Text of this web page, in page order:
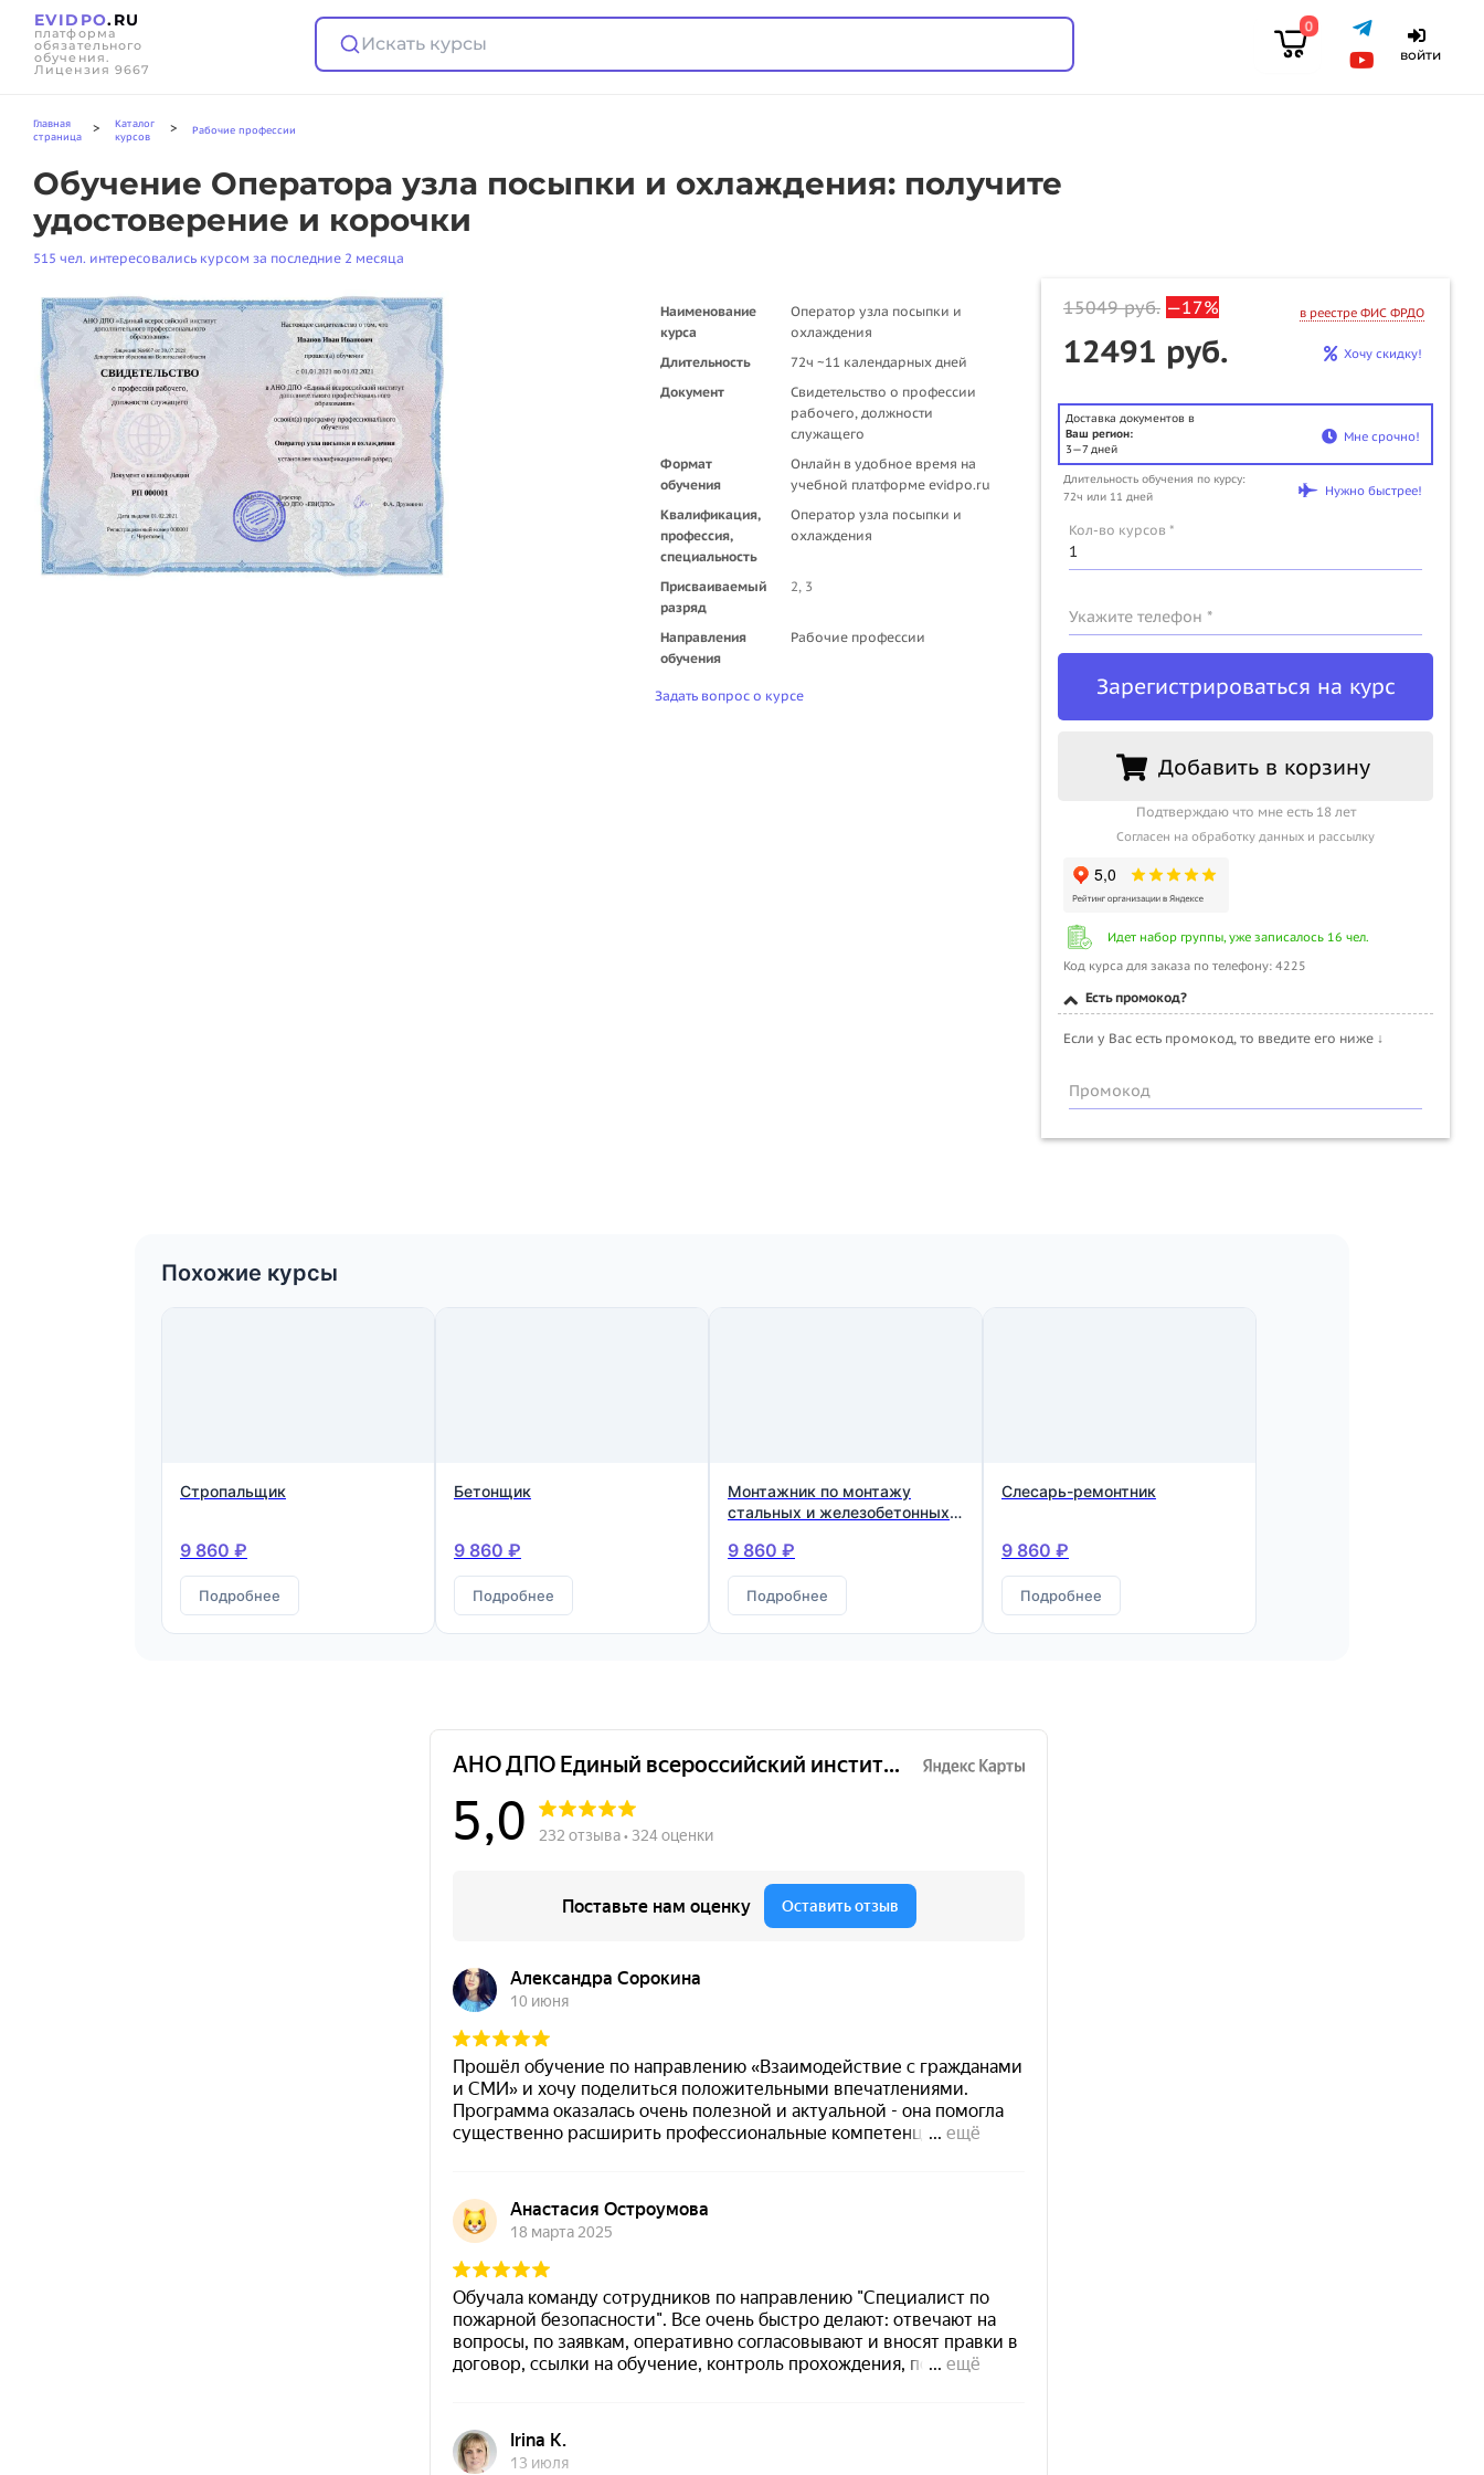
EVIDPO.RU
платформа
обязательного
обучения.
Лицензия 9667
Искать курсы
0
войти
Главная
страница
>
Каталог
курсов
> Рабочие профессии
Обучение Оператора узла посыпки и охлаждения: получите
удостоверение и корочки
515 чел. интересовались курсом за последние 2 месяца
Наименование
курса
Оператор узла посыпки и
охлаждения
Длительность
72ч ~11 календарных дней
Документ
Свидетельство о профессии
рабочего, должности
служащего
Формат
обучения
Онлайн в удобное время на
учебной платформе evidpo.ru
Квалификация,
профессия,
специальность
Оператор узла посыпки и
охлаждения
Присваиваемый
разряд
2, 3
Направления
обучения
Рабочие профессии
Задать вопрос о курсе
15049руб. —17% в реестре ФИС ФРДО
12491 руб. Хочу скидку!
Доставка документов в
Ваш регион:
3—7 дней
Мне срочно!
Длительность обучения по курсу:
72ч или 11 дней
Нужно быстрее!
Кол-во курсов *
Укажите телефон *
Зарегистрироваться на курс
Добавить в корзину
Подтверждаю что мне есть 18 лет
Согласен на обработку данных и рассылку
Идет набор группы, уже записалось 16 чел.
Код курса для заказа по телефону: 4225
Есть промокод?
Если у Вас есть промокод, то введите его ниже ↓
Промокод
Похожие курсы
Стропальщик
9 860 ₽
Подробнее
Бетонщик
9 860 ₽
Подробнее
Монтажник по монтажу
стальных и железобетонных
9 860 ₽
Подробнее
Слесарь-ремонтник
9 860 ₽
Подробнее